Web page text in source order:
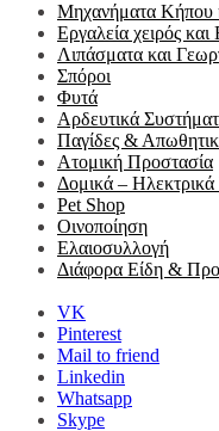
Μηχανήματα Κήπου
Εργαλεία χειρός
Λιπάσματα και
Σπόροι
Φυτά
Αρδευτικά
Παγίδες &
Ατομική Προστασία
Δομικά – Ηλεκτρικά
Pet Shop
Οινοποίηση
Ελαιοσυλλογή
Διάφορα Είδη &
VK
Pinterest
Mail to friend
Linkedin
Whatsapp
Skype